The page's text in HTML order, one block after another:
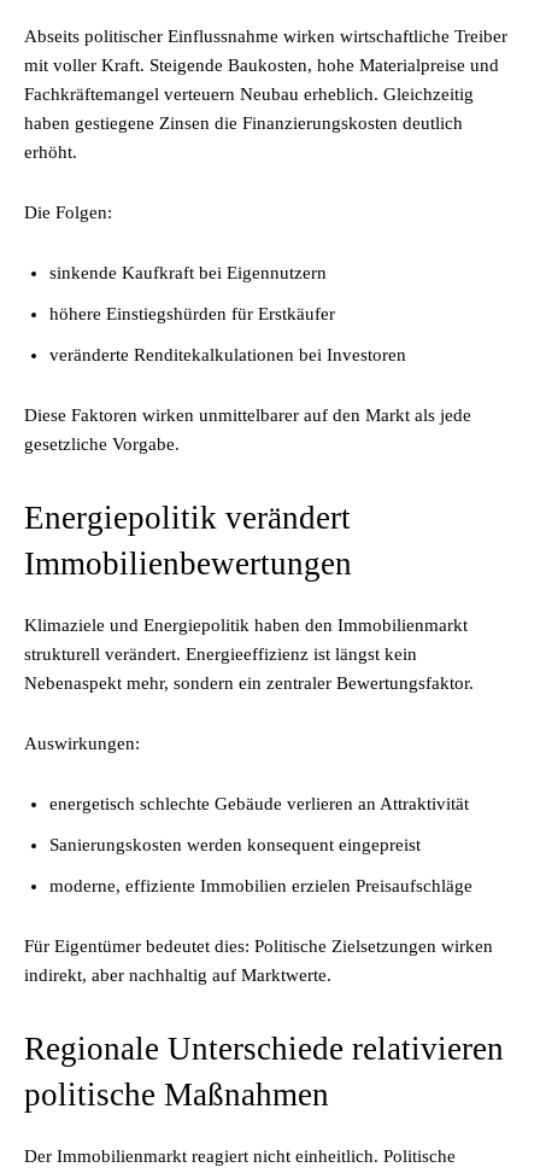
Abseits politischer Einflussnahme wirken wirtschaftliche Treiber
mit voller Kraft. Steigende Baukosten, hohe Materialpreise und
Fachkräftemangel verteuern Neubau erheblich. Gleichzeitig
haben gestiegene Zinsen die Finanzierungskosten deutlich
erhöht.
Die Folgen:
sinkende Kaufkraft bei Eigennutzern
höhere Einstiegshürden für Erstkäufer
veränderte Renditekalkulationen bei Investoren
Diese Faktoren wirken unmittelbarer auf den Markt als jede
gesetzliche Vorgabe.
Energiepolitik verändert
Immobilienbewertungen
Klimaziele und Energiepolitik haben den Immobilienmarkt
strukturell verändert. Energieeffizienz ist längst kein
Nebenaspekt mehr, sondern ein zentraler Bewertungsfaktor.
Auswirkungen:
energetisch schlechte Gebäude verlieren an Attraktivität
Sanierungskosten werden konsequent eingepreist
moderne, effiziente Immobilien erzielen Preisaufschläge
Für Eigentümer bedeutet dies: Politische Zielsetzungen wirken
indirekt, aber nachhaltig auf Marktwerte.
Regionale Unterschiede relativieren
politische Maßnahmen
Der Immobilienmarkt reagiert nicht einheitlich. Politische